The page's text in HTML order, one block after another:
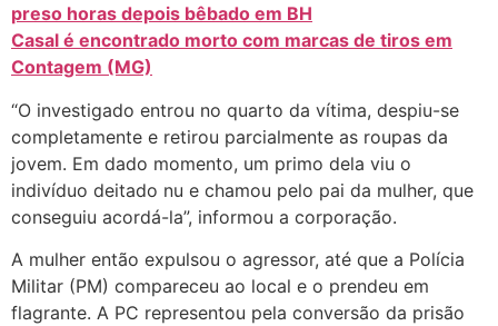
preso horas depois bêbado em BH
Casal é encontrado morto com marcas de tiros em
Contagem (MG)
“O investigado entrou no quarto da vítima, despiu-se
completamente e retirou parcialmente as roupas da
jovem. Em dado momento, um primo dela viu o
indivíduo deitado nu e chamou pelo pai da mulher, que
conseguiu acordá-la”, informou a corporação.
A mulher então expulsou o agressor, até que a Polícia
Militar (PM) compareceu ao local e o prendeu em
flagrante. A PC representou pela conversão da prisão